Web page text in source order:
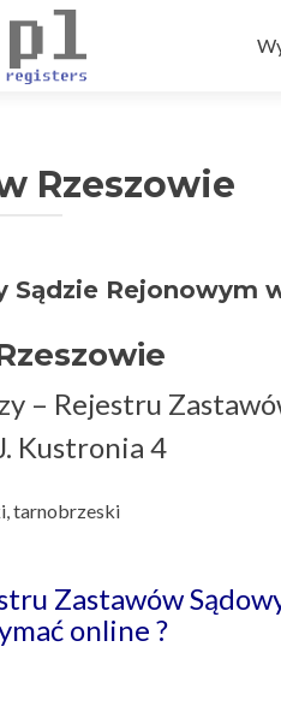
Rzeszowie
Sądzie Rejonowym
– Rejestru
Kustronia 4
tarnobrzeski
Zastawów
online ?